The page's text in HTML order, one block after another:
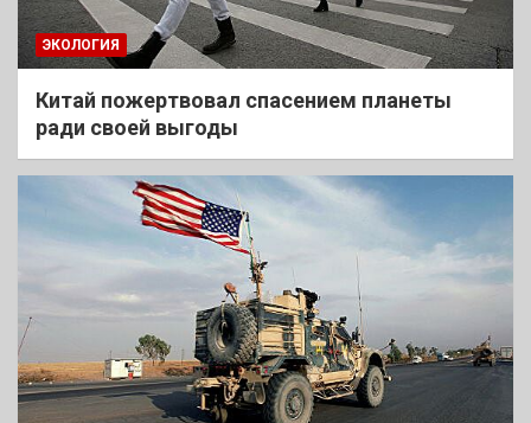
ЭКОЛОГИЯ
Китай пожертвовал спасением планеты
ради своей выгоды